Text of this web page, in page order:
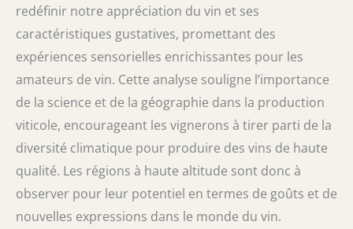
redéfinir notre appréciation du vin et ses
caractéristiques gustatives, promettant des
expériences sensorielles enrichissantes pour les
amateurs de vin. Cette analyse souligne l’importance
de la science et de la géographie dans la production
viticole, encourageant les vignerons à tirer parti de la
diversité climatique pour produire des vins de haute
qualité. Les régions à haute altitude sont donc à
observer pour leur potentiel en termes de goûts et de
nouvelles expressions dans le monde du vin.